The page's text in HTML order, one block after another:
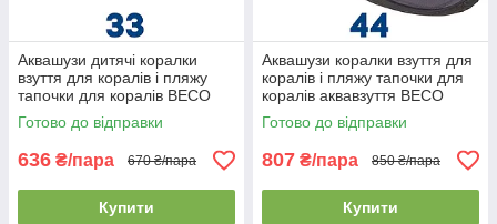
Аквашузи дитячі коралки
взуття для коралів і пляжу
тапочки для коралів BECO
92171 7 темно-сині (33р.)
Готово до відправки
636 ₴/пара 670 ₴/пара
Купити
Аквашузи коралки взуття для
коралів і пляжу тапочки для
коралів аквавзуття BECO
90661 118 сіро-зелені (44р.)
Готово до відправки
807 ₴/пара 850 ₴/пара
Купити